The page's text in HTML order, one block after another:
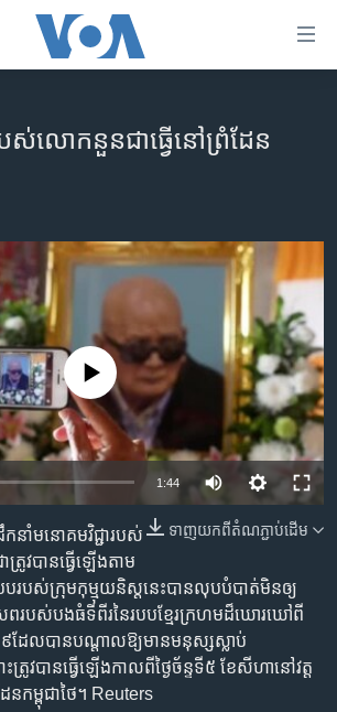
លោកនួនជាធ្វើនៅព្រំដែន
source currently available
1:44
ទាញ​យក​ពី​តំណភ្ជាប់​ដើម
ាំមនោគមវិជ្ជារបស់
រូវបានធ្វើឡើងតាម
បរបស់ក្រុមកុម្មុយនិស្តនេះបានលុបបំបាត់មិនឲ្យ
បស់បងធំទីពីរនៃរបបខ្មែរក្រហមដ៏ឃោរឃៅពី
ដែលបានបណ្តាលឱ្យមានមនុស្សស្លាប់
វបានធ្វើឡើងកាលពីថ្ងៃច័ន្ទទី៥ ខែសីហានៅវត្ត
កម្ពុជាថៃ។ Reuters